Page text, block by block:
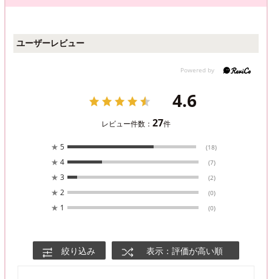
ユーザーレビュー
4.6
レビュー件数： 27件
★ 5 (18)
★ 4 (7)
★ 3 (2)
★ 2 (0)
★ 1 (0)
絞り込み 表示：評価が高い順